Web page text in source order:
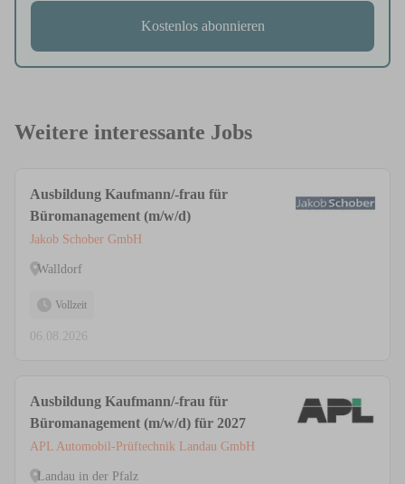
Kostenlos abonnieren
Weitere interessante Jobs
Ausbildung Kaufmann/-frau für
Büromanagement (m/w/d)
Jakob Schober GmbH
Walldorf
Vollzeit
06.08.2026
Ausbildung Kaufmann/-frau für
Büromanagement (m/w/d) für 2027
APL Automobil-Prüftechnik Landau GmbH
Landau in der Pfalz